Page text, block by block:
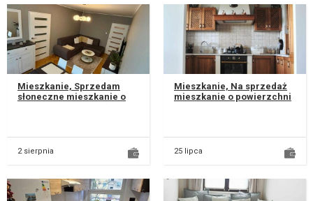
Mieszkanie, Sprzedam
słoneczne mieszkanie o
2 sierpnia
Mieszkanie, Na sprzedaż
mieszkanie o powierzchni
25 lipca